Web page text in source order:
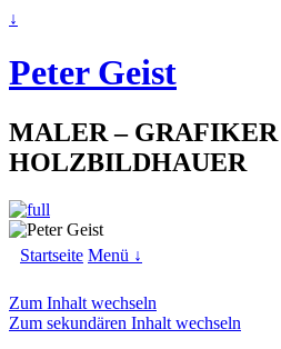
↓
Peter Geist
MALER – GRAFIKER
HOLZBILDHAUER
Startseite Menü ↓
Zum Inhalt wechseln
Zum sekundären Inhalt wechseln